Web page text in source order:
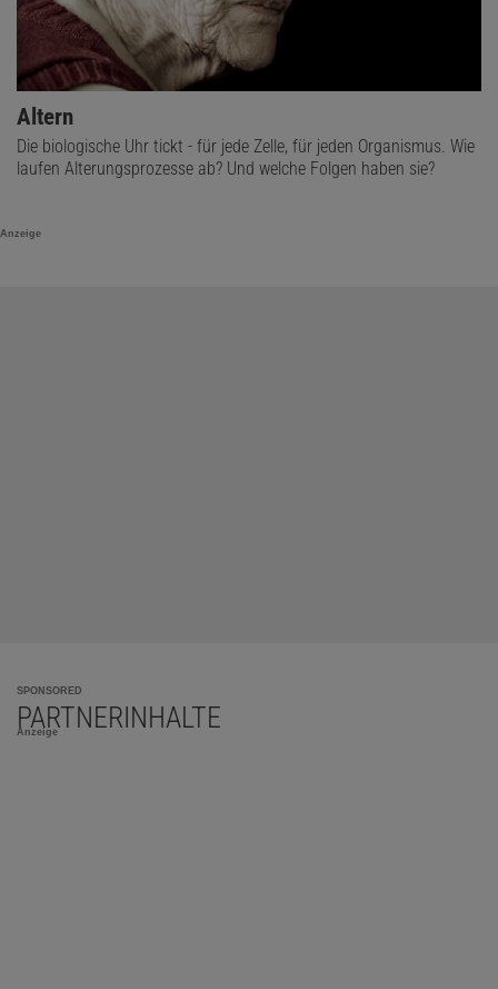
Altern
Die biologische Uhr tickt - für jede Zelle, für jeden Organismus. Wie
laufen Alterungsprozesse ab? Und welche Folgen haben sie?
Anzeige
SPONSORED
PARTNERINHALTE
Anzeige